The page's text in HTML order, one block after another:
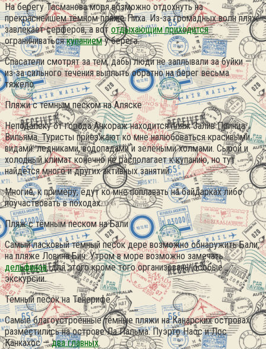
На берегу Тасманова моря возможно отдохнуть на
прекраснейшем тёмном пляже Пиха. Из-за громадных волн пляж
завлекает серферов, а вототдыхающим приходится
ограничиватьсякупаниему берега.
Спасатели смотрят за тем, дабы люди не заплывали за буйки —
из-за сильного течения выплыть обратно на берег весьма
тяжело.
Пляжи с тёмным песком на Аляске
Неподалеку от города Анкораж находится пляж Залив Принца
Вильяма. Туристы приезжают ко мне налюбоваться красивыми
видами: ледниками, водопадами и зелёными холмами. Сырой и
холодный климат конечно не располагает к купанию, но тут
найдётся много и других активных занятий.
Многие, к примеру, едут ко мне поплавать на байдарках либо
поучаствовать в походах.
Пляж с тёмным песком на Бали
Самый ласковый тёмный песок дере возможно обнаружить Бали,
на пляже Ловина Бич. Утром в море возможно замечать
дельфинов, для этого кроме того организованы особые
экскурсии.
Тёмный песок на Тенерифе
Самые благоустроенные тёмные пляжи на Канарских островах
разместились на острове Ла Пальма. Пуэрто Наос и Лос
Канкахос —два главных.